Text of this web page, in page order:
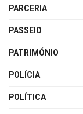
PARCERIA
PASSEIO
PATRIMÓNIO
POLÍCIA
POLÍTICA